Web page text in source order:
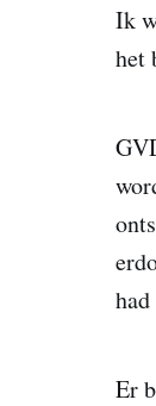
Ik
het
Er